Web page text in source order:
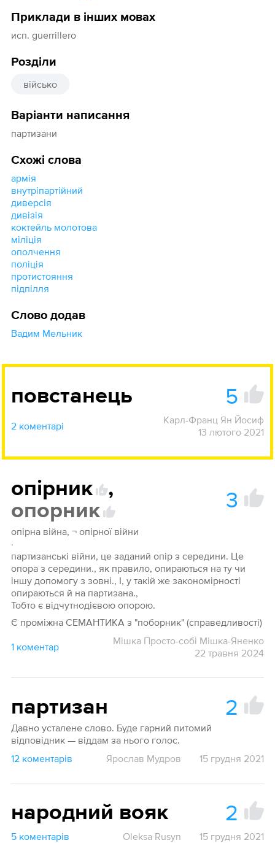
Приклади в інших мовах
исп. guerrillero
Розділи
військо
Варіанти написання
партизани
Схожі слова
армія
внутріпартійний
диверсія
дивізія
коктейль молотова
міліція
ополчення
поліція
протистояння
підпілля
Слово додав
Вадим Мельник
повстанець 5
2 коментарі
Карл-Франц Ян Йосиф
13 лютого 2021
опірник 4
,
опорник
3
опірна війна, ¬ опірної війни
·
партизанські війни, це заданий опір з середини. Це
опора з середини., як правило, опираються на ту чи
іншу допомогу з зовні., І, у такій же закономірності
опираються й на партизана.,
Тобто є відчутнодієвою опорою.
Є проміжна СЕМАНТИКА з "поборник" (справедливості)
1 коментар
Мішка Просто-собі Мішка-Яненко
22 травня 2024
партизан 2
Давно усталене слово. Буде гарний питомий
відповідник — віддам за нього голос.
12 коментарів
Ярослав Мудров 15 грудня 2021
народний вояк 2
5 коментарів Oleksa Rusyn 15 грудня 2021